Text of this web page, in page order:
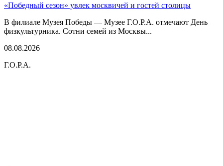
«Победный сезон» увлек москвичей и гостей столицы
В филиале Музея Победы — Музее Г.О.Р.А. отмечают День
физкультурника. Сотни семей из Москвы...
08.08.2026
Г.О.Р.А.